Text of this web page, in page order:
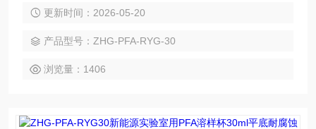
更新时间：2026-05-20
产品型号：ZHG-PFA-RYG-30
浏览量：1406